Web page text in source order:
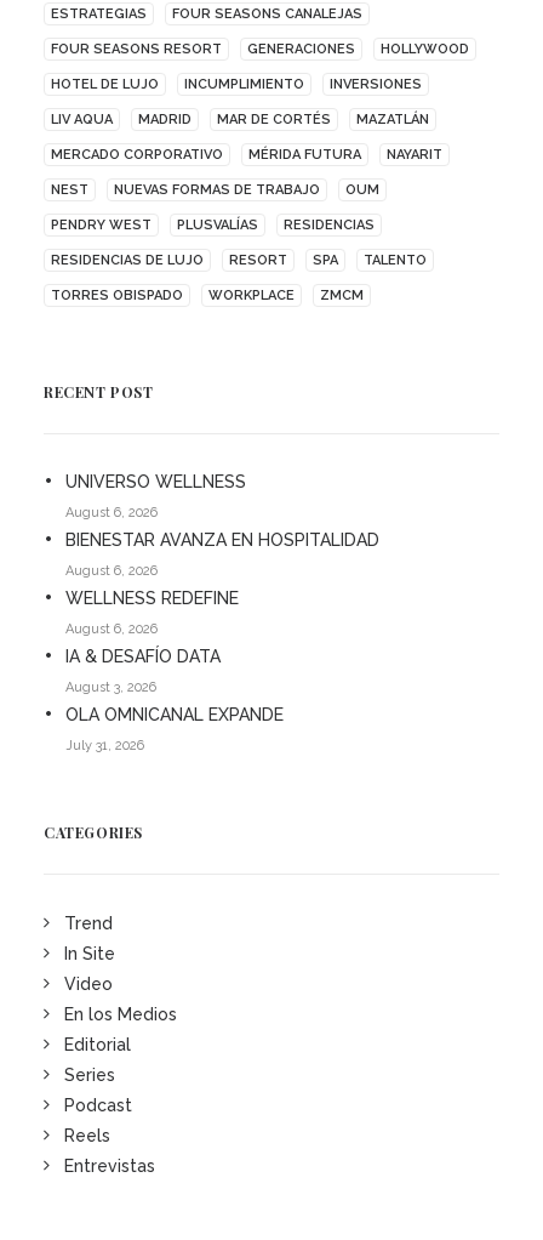
ESTRATEGIAS FOUR SEASONS CANALEJAS
FOUR SEASONS RESORT GENERACIONES HOLLYWOOD
HOTEL DE LUJO INCUMPLIMIENTO INVERSIONES
LIV AQUA MADRID MAR DE CORTÉS MAZATLÁN
MERCADO CORPORATIVO MÉRIDA FUTURA NAYARIT
NEST NUEVAS FORMAS DE TRABAJO OUM
PENDRY WEST PLUSVALÍAS RESIDENCIAS
RESIDENCIAS DE LUJO RESORT SPA TALENTO
TORRES OBISPADO WORKPLACE ZMCM
RECENT POST
UNIVERSO WELLNESS
August 6, 2026
BIENESTAR AVANZA EN HOSPITALIDAD
August 6, 2026
WELLNESS REDEFINE
August 6, 2026
IA & DESAFÍO DATA
August 3, 2026
OLA OMNICANAL EXPANDE
July 31, 2026
CATEGORIES
Trend
In Site
Video
En los Medios
Editorial
Series
Podcast
Reels
Entrevistas